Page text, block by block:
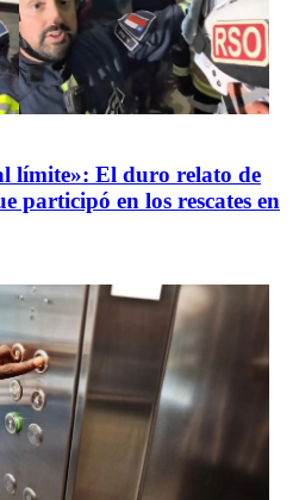
límite»: El duro relato de
participó en los rescates en